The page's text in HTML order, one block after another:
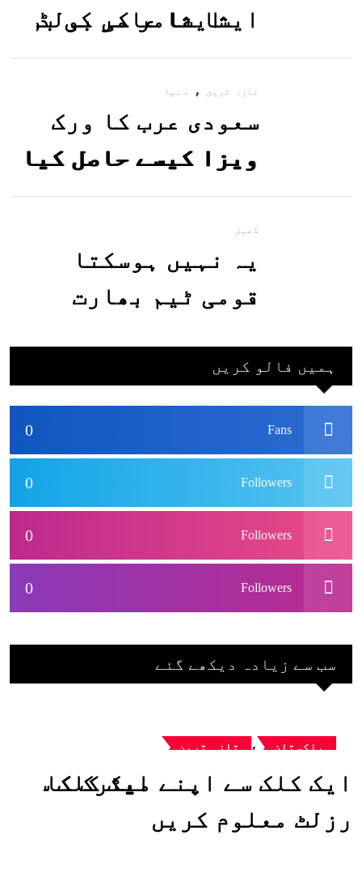
ایشا عامر کی بولڈ
تصاویر وائرل ہو
گئیں
تازہ ترین , دنیا
سعودی عرب کا ورک
ویزا کیسے حاصل کیا
جاسکتا ہے؟جانیے
کھیل
یہ نہیں ہوسکتا
قومی ٹیم بھارت
بھارتی ٹیم پاکستان
نہ آئے، محسن نقوی
ہمیں فالو کریں
0 Fans
0 Followers
0 Followers
0 Followers
سب سے زیادہ دیکھے گئے
پاکستان , تازہ ترین
ایک کلک سے اپنے میٹرک کا
رزلٹ معلوم کریں